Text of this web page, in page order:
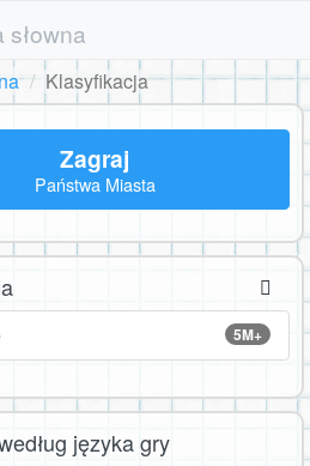
słowna
Klasyfikacja
Zagraj
Państwa Miasta
5M+
języka gry